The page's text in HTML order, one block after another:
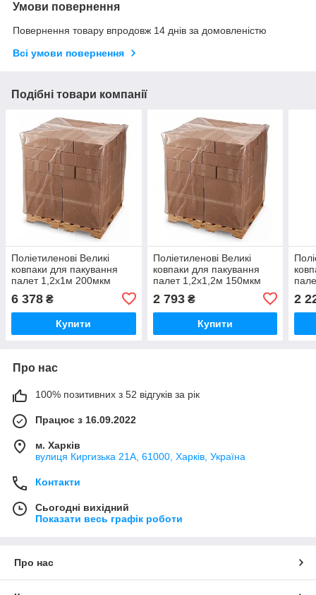
Умови повернення
Повернення товару впродовж 14 днів за домовленістю
Всі умови повернення
Подібні товари компанії
Поліетиленові Великі
ковпаки для пакування
палет 1,2х1м 200мкм
(вторинний PE) 10шт
6 378 ₴
Купити
Поліетиленові Великі
ковпаки для пакування
палет 1,2х1,2м 150мкм
(вторинний PE) 10шт
2 793₴
Купити
2
Про нас
100% позитивних з 52 відгуків за рік
Працює з 16.09.2022
м. Харків
вулиця Киргизька 21А, 61000, Харків, Україна
Контакти
Сьогодні вихідний
Показати весь графік роботи
Про нас